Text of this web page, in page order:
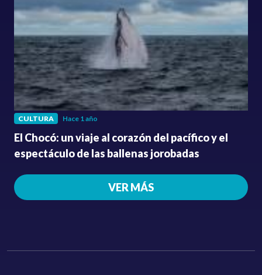
CULTURA Hace 1 año
El Chocó: un viaje al corazón del pacífico y el
espectáculo de las ballenas jorobadas
VER MÁS